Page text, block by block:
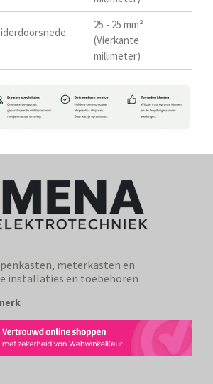
25 - 25 mm²
(Vierkante
millimeter)
meterkasten en
installaties en toebehoren